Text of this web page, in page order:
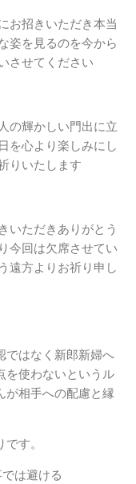
お招きいただき本当
姿を見るのを今から
させてください
の輝かしい門出に立
を心より楽しみにし
りいたします
いただきありがとう
今回は欠席させてい
遠方よりお祈り申し
ではなく新郎新婦へ
を使わないというル
が相手への配慮と縁
す。
は避ける